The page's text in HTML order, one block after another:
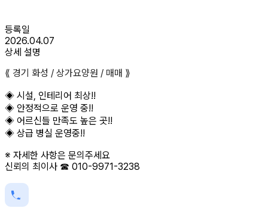
등록일
2026.04.07
상세 설명
⟪ 경기 화성 / 상가요양원 / 매매 ⟫
◈ 시설, 인테리어 최상!!
◈ 안정적으로 운영 중!!
◈ 어르신들 만족도 높은 곳!!
◈ 상급 병실 운영중!!
※ 자세한 사항은 문의주세요
신뢰의 최이사 ☎ 010-9971-3238